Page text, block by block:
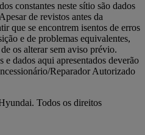
constantes neste sítio são dados
de revistos antes da
que se encontrem isentos de erros
e de problemas equivalentes,
os alterar sem aviso prévio.
e dados aqui apresentados deverão
Reparador Autorizado
Todos os direitos